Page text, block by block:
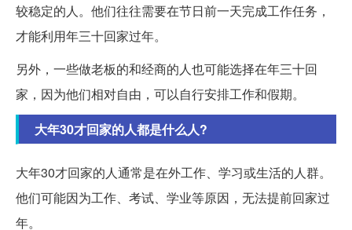
较稳定的人。他们往往需要在节日前一天完成工作任务，
才能利用年三十回家过年。
另外，一些做老板的和经商的人也可能选择在年三十回
家，因为他们相对自由，可以自行安排工作和假期。
大年30才回家的人都是什么人?
大年30才回家的人通常是在外工作、学习或生活的人群。
他们可能因为工作、考试、学业等原因，无法提前回家过
年。